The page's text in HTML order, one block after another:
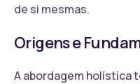
de si mesmas.
Origens e
A abordagem holística